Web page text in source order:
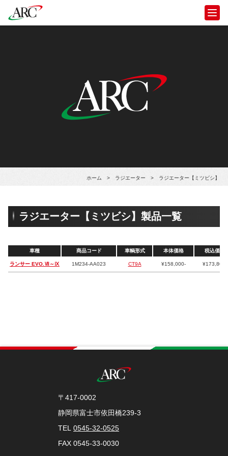
ホーム > ラジエーター > ラジエーター【ミツビシ】
ラジエーター【ミツビシ】製品一覧
車種 商品コード 車輌形式 本体価格 税込価格
ランサー EVO.Ⅶ～Ⅸ 1M234-AA023 CT9A ¥158,000- ¥173,800-
〒417-0002
静岡県富士市依田橋239-3
TEL 0545-32-0525
FAX 0545-33-0030